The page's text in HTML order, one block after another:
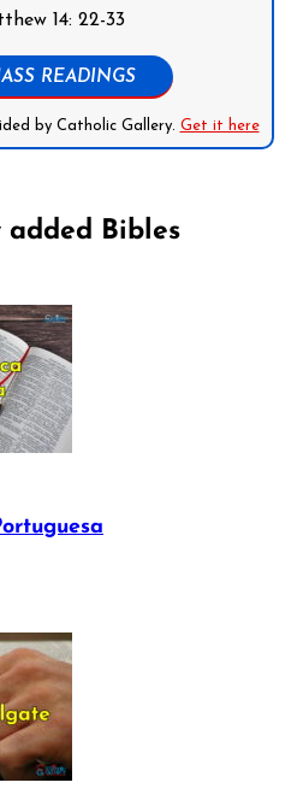
14: 22-33
READINGS
by Catholic Gallery. Get it here
added Bibles